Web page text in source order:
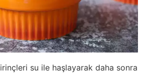
su ile haşlayarak daha sonra